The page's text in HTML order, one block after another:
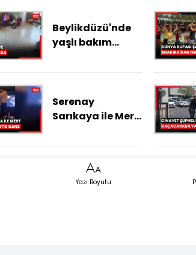
Beylikdüzü'nde
yaşlı bakım
skandal
Hastaya şiddet
ve tükürme
Serenay
Sarıkaya ile Mert
romantik dans
Yazı Boyutu